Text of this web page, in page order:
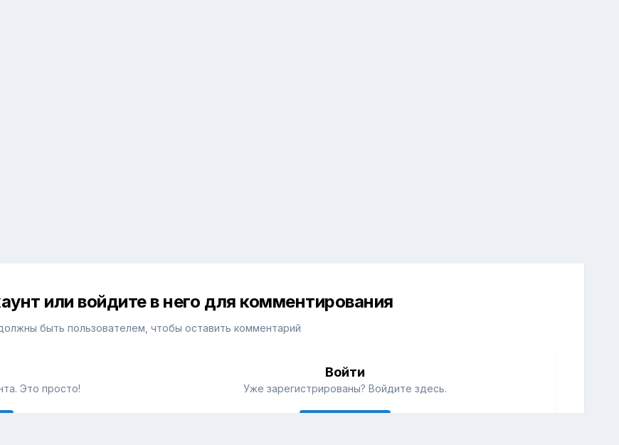
или войдите в него для комментирования
быть пользователем, чтобы оставить комментарий
Это просто!
Войти
Уже зарегистрированы? Войдите здесь.